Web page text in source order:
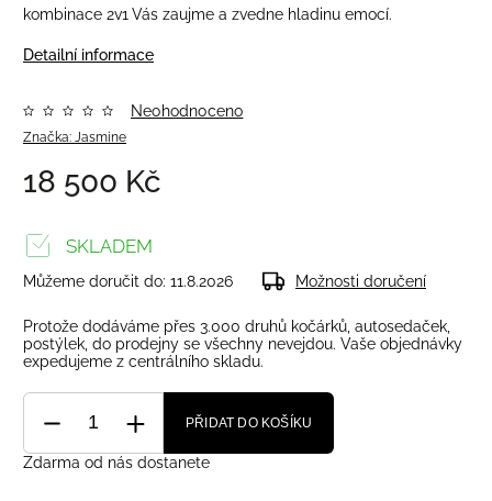
kombinace 2v1 Vás zaujme a zvedne hladinu emocí.
Detailní informace
Značka: Jasmine
Neohodnoceno
18 500 Kč
SKLADEM
Můžeme doručit do: 11.8.2026 Možnosti doručení
Protože dodáváme přes 3.000 druhů kočárků, autosedaček,
postýlek, do prodejny se všechny nevejdou. Vaše objednávky
expedujeme z centrálního skladu.
PŘIDAT DO KOŠÍKU
Zdarma od nás dostanete